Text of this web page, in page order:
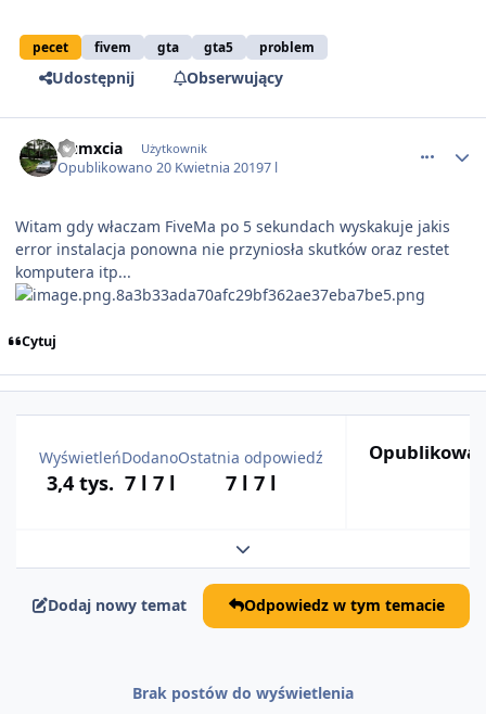
pecet fivem gta gta5 problem
Udostępnij Obserwujący
Dumxcia Użytkownik
Opublikowano20 Kwietnia 20197 l
Witam gdy właczam FiveMa po 5 sekundach wyskakuje jakis
error instalacja ponowna nie przyniosła skutków oraz restet
komputera itp...
Cytuj
Wyświetleń
3,4 tys.
Dodano
7 l 7 l
Ostatnia odpowiedź
7 l 7 l
Rozwiń podsumowanie tematu
Dodaj nowy temat Odpowiedz w tym temacie
Brak postów do wyświetlenia